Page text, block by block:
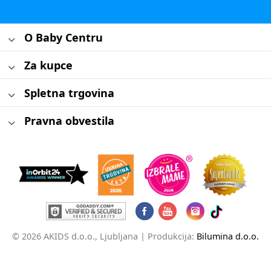
O Baby Centru
Za kupce
Spletna trgovina
Pravna obvestila
© 2026 AKIDS d.o.o., Ljubljana | Produkcija: Bilumina d.o.o.